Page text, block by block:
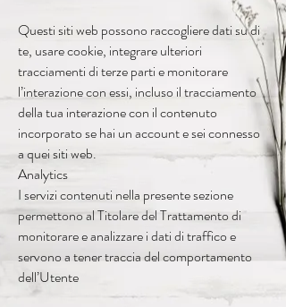
Questi siti web possono raccogliere dati su di
te, usare cookie, integrare ulteriori
tracciamenti di terze parti e monitorare
l’interazione con essi, incluso il tracciamento
della tua interazione con il contenuto
incorporato se hai un account e sei connesso
a quei siti web.
Analytics
I servizi contenuti nella presente sezione
permettono al Titolare del Trattamento di
monitorare e analizzare i dati di traffico e
servono a tener traccia del comportamento
dell’Utente